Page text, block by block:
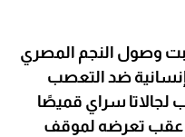
وصول النجم المصري
إنسانية ضد التعصب
سراي قميصًا
عقب تعرضه لموقف